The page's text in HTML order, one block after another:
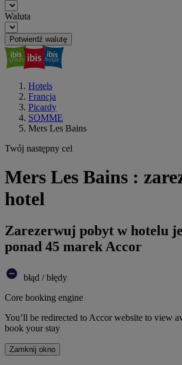
Waluta
Potwierdź walutę
Hotels
Francja
Picardy
SOMME
Mers Les Bains
Twój następny cel
Mers Les Bains :
hotel
Zarezerwuj pobyt w hotelu
ponad 45 marek Accor
błąd / błędy
Core booking engine
You’ll be redirected to Accor website to view
book your stay
Zamknij okno